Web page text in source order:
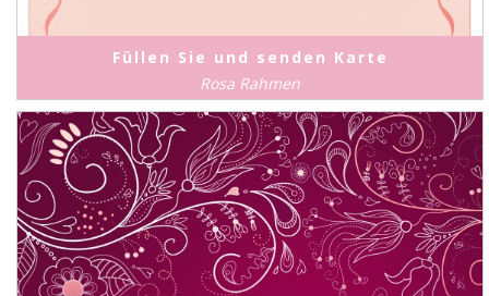
Füllen Sie und senden Karte
Rosa Rahmen